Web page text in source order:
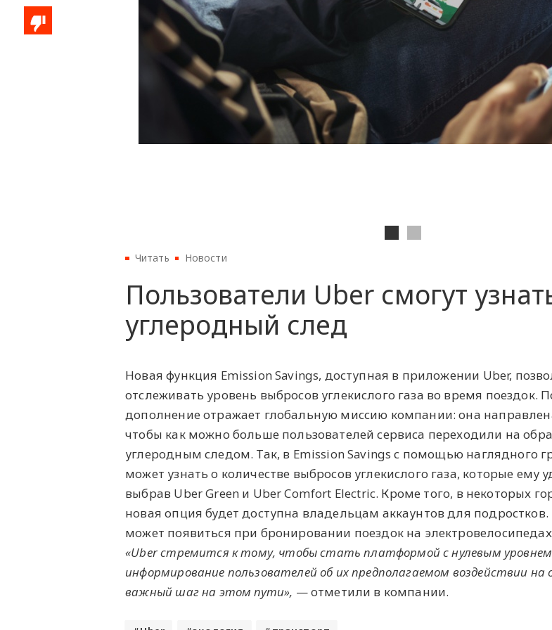
Читать Новости
Пользователи Uber смогут
углеродный след ‎
Новая функция Emission Savings, доступная в приложении Uber,
отслеживать уровень выбросов углекислого газа во время поездок.
дополнение отражает глобальную миссию компании: она
чтобы как можно больше пользователей сервиса переходили на
углеродным следом. Так, в Emission Savings с помощью наглядного
может узнать о количестве выбросов углекислого газа, которые ему
выбрав Uber Green и Uber Comfort Electric. Кроме того, в некоторых
новая опция будет доступна владельцам аккаунтов для
может появиться при бронировании поездок на электровелосипедах
«Uber стремится к тому, чтобы стать платформой с нулевым уровнем
информирование пользователей об их предполагаемом воздействии
важный шаг на этом пути», — отметили в компании.